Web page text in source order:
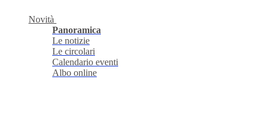
Novità
Panoramica
Le notizie
Le circolari
Calendario eventi
Albo online